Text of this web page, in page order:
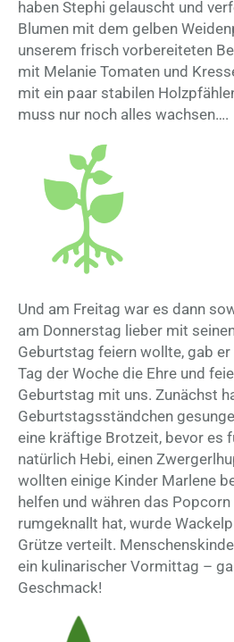
haben Stephi gelauscht und
Blumen mit dem gelben
unserem frisch vorbereiteten
mit Melanie Tomaten und
mit ein paar stabilen
muss nur noch alles wachsen….
Und am Freitag war es dann
am Donnerstag lieber mit
Geburtstag feiern wollte, gab
Tag der Woche die Ehre und
Geburtstag mit uns. Zunächst
Geburtstagsständchen
eine kräftige Brotzeit, bevor es
natürlich Hebi, einen
wollten einige Kinder Marlene
helfen und währen das
rumgeknallt hat, wurde
Grütze verteilt.
ein kulinarischer Vormittag –
Geschmack!